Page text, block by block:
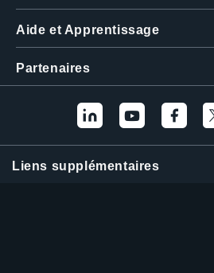
Aide et Apprentissage
Partenaires
Liens supplémentaires